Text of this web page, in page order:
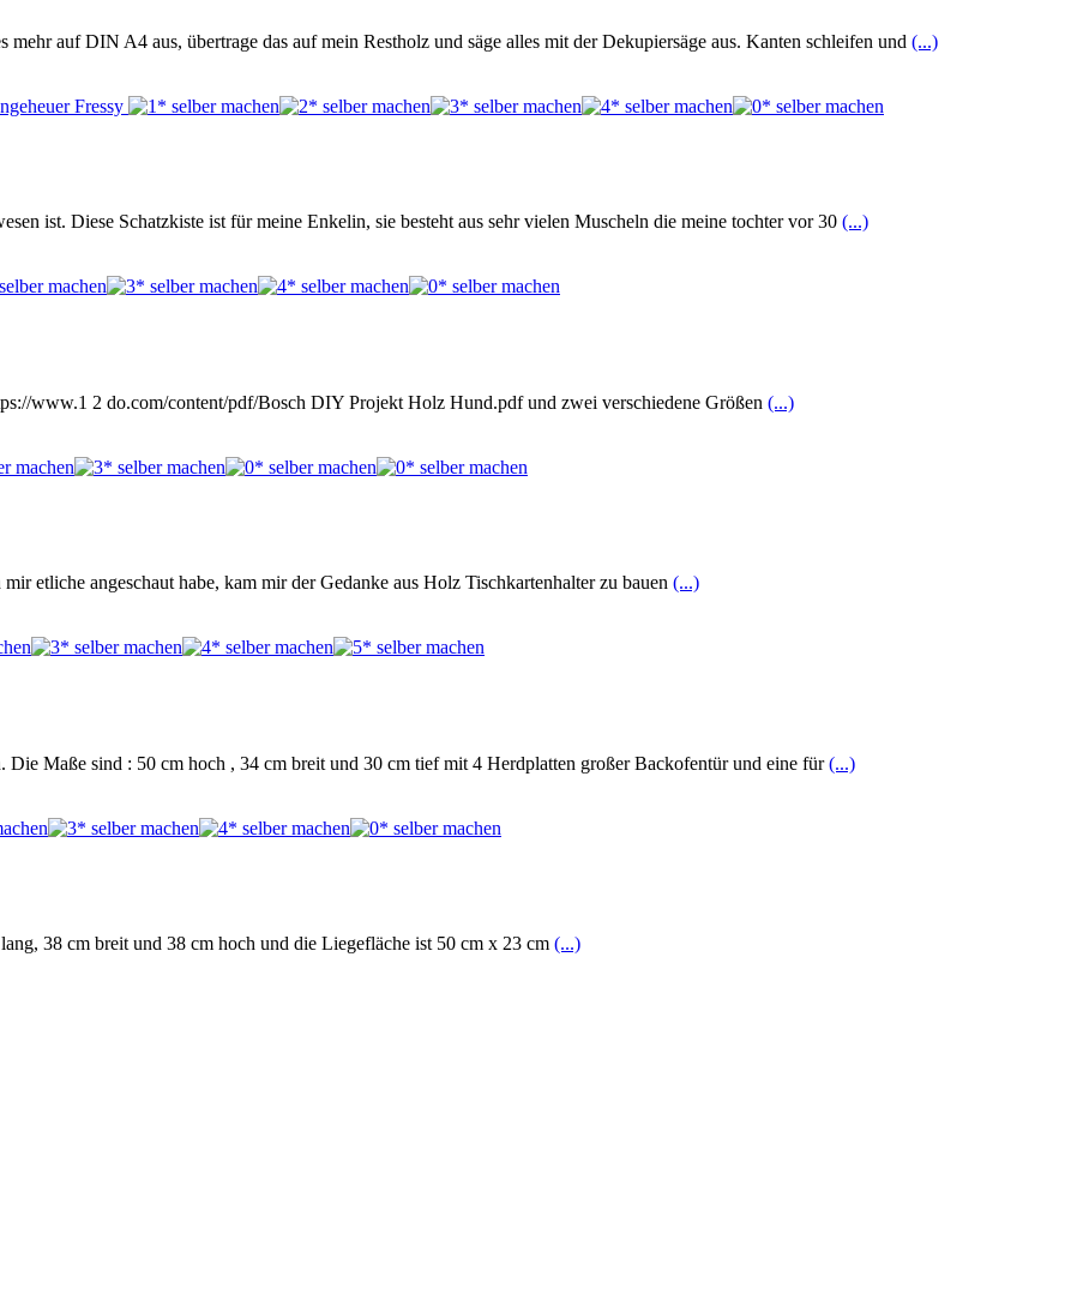
auf DIN A4 aus, übertrage das auf mein Restholz und säge alles mit der Dekupiersäge aus. Kanten schleifen und (...)
ist. Diese Schatzkiste ist für meine Enkelin, sie besteht aus sehr vielen Muscheln die meine tochter vor 30 (...)
www.1 2 do.com/content/pdf/Bosch DIY Projekt Holz Hund.pdf und zwei verschiedene Größen (...)
etliche angeschaut habe, kam mir der Gedanke aus Holz Tischkartenhalter zu bauen (...)
Maße sind : 50 cm hoch , 34 cm breit und 30 cm tief mit 4 Herdplatten großer Backofentür und eine für(...)
38 cm breit und 38 cm hoch und die Liegefläche ist 50 cm x 23 cm (...)